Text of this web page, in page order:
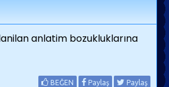
anlatim bozukluklarına
BEĞEN Paylaş Paylaş